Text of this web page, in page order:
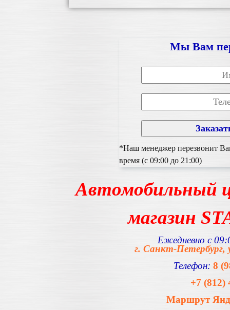
Мы Вам
*Наш менеджер перезвонит
время (с 09:00 до 21:00)
Автомобильный
магазин
Ежедневно с
г. Санкт-Петербург,
Телефон: 8
+7 (812)
Маршрут